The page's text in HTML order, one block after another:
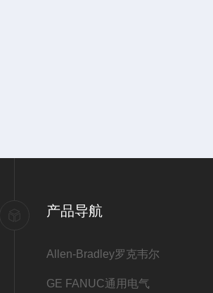
产品导航
Allen-Bradley罗克韦尔
GE FANUC通用电气